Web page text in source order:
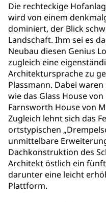
Die rechteckige
wird von einem
dominiert, der Blick
Landschaft. Ihm sei es
Neubau diesen Genius
zugleich eine
Architektursprache zu
Plassmann. Dabei
wie das Glass House
Farnsworth House von
Zugleich lehnt sich das
ortstypischen
unmittelbare
Dachkonstruktion des
Architekt östlich ein
darunter eine leicht
Plattform.